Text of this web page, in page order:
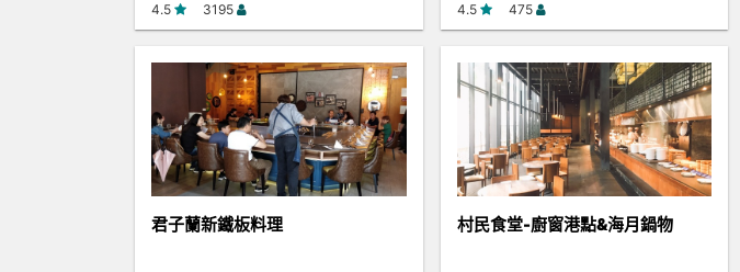
4.5 3195 4.5 475
君子蘭新鐵板料理 村民食堂-廚窗港點&海月鍋物